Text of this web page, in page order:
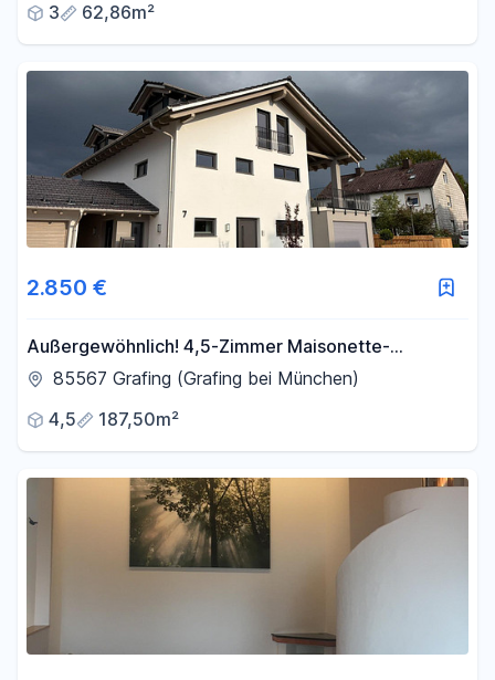
3
62,86m²
2.850 €
Außergewöhnlich! 4,5-Zimmer Maisonette-
Wohnung in Top-Lage von Grafing
85567 Grafing (Grafing bei München)
4,5
187,50m²